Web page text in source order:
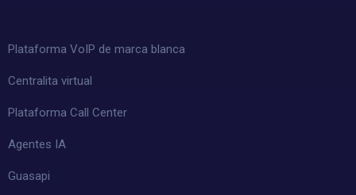
Plataforma VoIP de marca blanca
Centralita virtual
Plataforma Call Center
Agentes IA
Guasapi